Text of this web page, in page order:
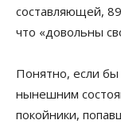
составляющей,
что «довольны
Понятно, если
нынешним
покойники,